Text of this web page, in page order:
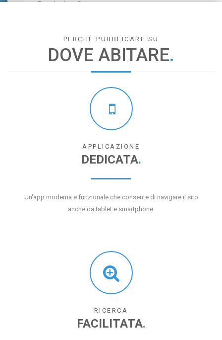
PERCHÈ PUBBLICARE SU
DOVE ABITARE.
APPLICAZIONE
DEDICATA.
Un'app moderna e funzionale che consente di navigare il sito
anche da tablet e smartphone.
RICERCA
FACILITATA.